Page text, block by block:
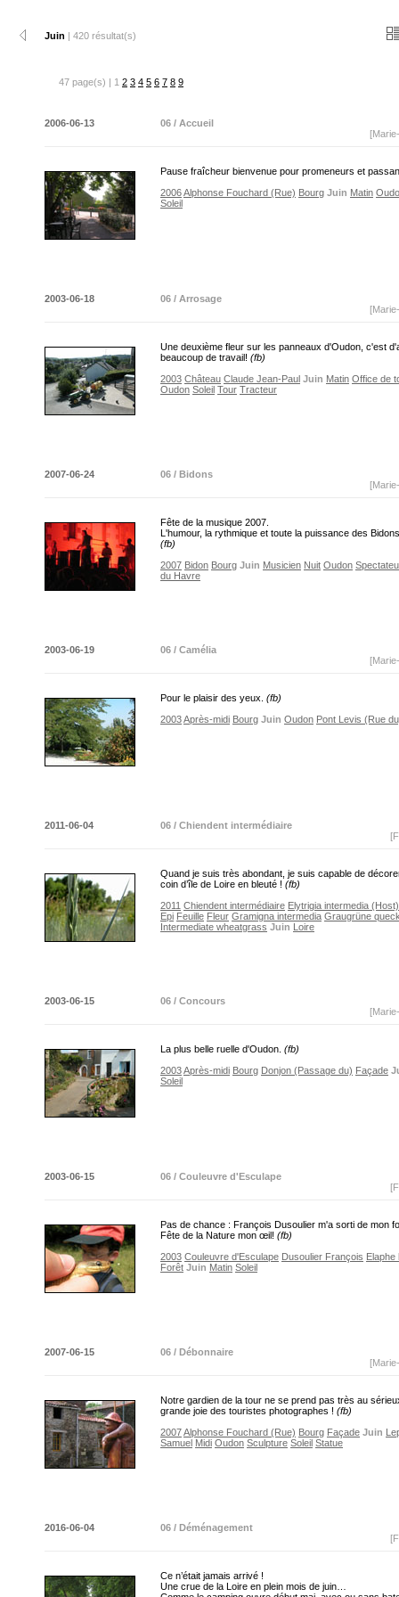
Juin | 420 résultat(s)
47 page(s) | 1 2 3 4 5 6 7 8 9
2006-06-13
06 / Accueil
Pause fraîcheur bienvenue pour promeneurs et
2006Alphonse Fouchard (Rue) Bourg Juin Matin
Soleil
2003-06-18
06 / Arrosage
Une deuxième fleur sur les panneaux d'Oudon, c'est
beaucoup de travail! (fb)
2003 Château Claude Jean-Paul Juin Matin Office de
Oudon Soleil Tour Tracteur
2007-06-24
06 / Bidons
Fête de la musique 2007.
L'humour, la rythmique et toute la puissance des
(fb)
2007 Bidon Bourg Juin Musicien Nuit Oudon
du Havre
2003-06-19
06 / Camélia
Pour le plaisir des yeux. (fb)
2003Après-midi Bourg Juin Oudon Pont Levis (Rue
2011-06-04
06 / Chiendent intermédiaire
Quand je suis très abondant, je suis capable de
coin d’île de Loire en bleuté ! (fb)
2011 Chiendent intermédiaire Elytrigia intermedia
Epi Feuille Fleur Gramigna intermedia Graugrüne
Intermediate wheatgrass Juin Loire
2003-06-15
06 / Concours
La plus belle ruelle d'Oudon. (fb)
2003Après-midi Bourg Donjon (Passage du) Façade
Soleil
2003-06-15
06 / Couleuvre d'Esculape
Pas de chance : François Dusoulier m'a sorti de mon
Fête de la Nature mon œil! (fb)
2003 Couleuvre d'Esculape Dusoulier François Elaphe
Forêt Juin Matin Soleil
2007-06-15
06 / Débonnaire
Notre gardien de la tour ne se prend pas très au
grande joie des touristes photographes ! (fb)
2007Alphonse Fouchard (Rue) Bourg Façade Juin
Samuel Midi Oudon Sculpture Soleil Statue
2016-06-04
06 / Déménagement
Ce n’était jamais arrivé !
Une crue de la Loire en plein mois de juin…